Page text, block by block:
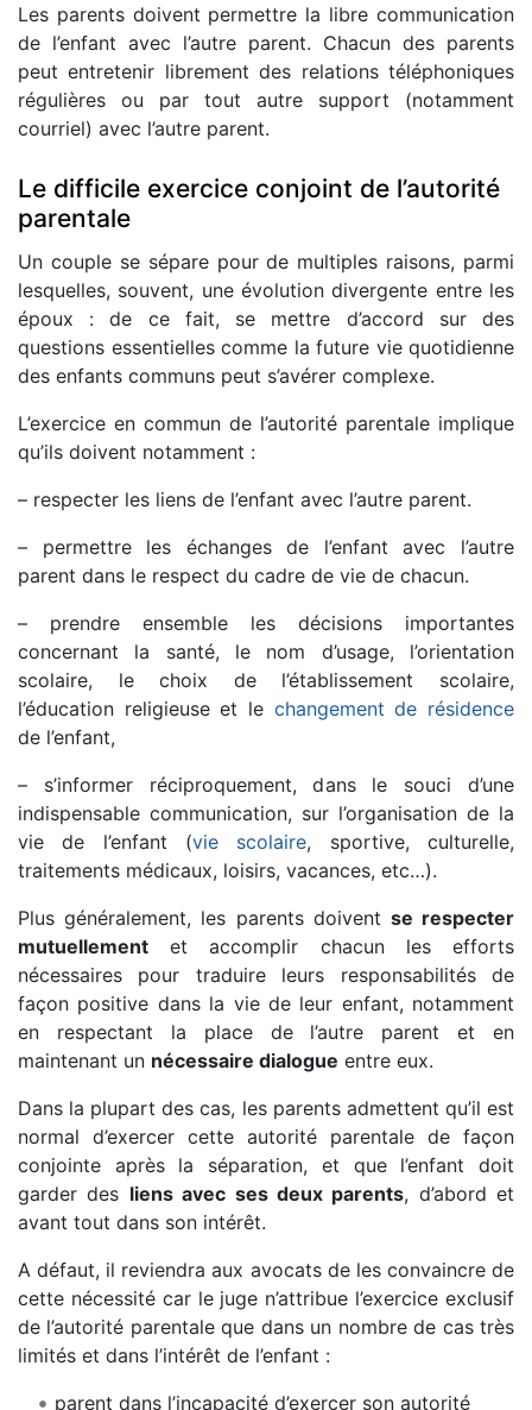
Les parents doivent permettre la libre communication
de l’enfant avec l’autre parent. Chacun des parents
peut entretenir librement des relations téléphoniques
régulières ou par tout autre support (notamment
courriel) avec l’autre parent.
Le difficile exercice conjoint de l’autorité
parentale
Un couple se sépare pour de multiples raisons, parmi
lesquelles, souvent, une évolution divergente entre les
époux : de ce fait, se mettre d’accord sur des
questions essentielles comme la future vie quotidienne
des enfants communs peut s’avérer complexe.
L’exercice en commun de l’autorité parentale implique
qu’ils doivent notamment :
– respecter les liens de l’enfant avec l’autre parent.
– permettre les échanges de l’enfant avec l’autre
parent dans le respect du cadre de vie de chacun.
– prendre ensemble les décisions importantes
concernant la santé, le nom d’usage, l’orientation
scolaire, le choix de l’établissement scolaire,
l’éducation religieuse et le changement de résidence
de l’enfant,
– s’informer réciproquement, dans le souci d’une
indispensable communication, sur l’organisation de la
vie de l’enfant (vie scolaire, sportive, culturelle,
traitements médicaux, loisirs, vacances, etc…).
Plus généralement, les parents doivent se respecter
mutuellement et accomplir chacun les efforts
nécessaires pour traduire leurs responsabilités de
façon positive dans la vie de leur enfant, notamment
en respectant la place de l’autre parent et en
maintenant un nécessaire dialogue entre eux.
Dans la plupart des cas, les parents admettent qu’il est
normal d’exercer cette autorité parentale de façon
conjointe après la séparation, et que l’enfant doit
garder des liens avec ses deux parents, d’abord et
avant tout dans son intérêt.
A défaut, il reviendra aux avocats de les convaincre de
cette nécessité car le juge n’attribue l’exercice exclusif
de l’autorité parentale que dans un nombre de cas très
limités et dans l’intérêt de l’enfant :
parent dans l’incapacité d’exercer son autorité